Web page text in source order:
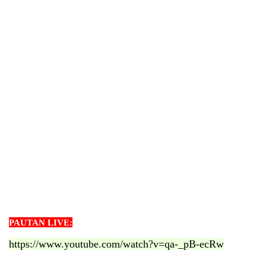
PAUTAN LIVE:
https://www.youtube.com/watch?v=qa-_pB-ecRw